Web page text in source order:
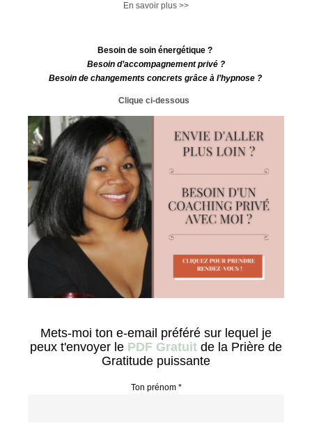
En savoir plus >>
Besoin de soin énergétique ?
Besoin d’accompagnement privé ?
Besoin de changements concrets grâce à l’hypnose ?
Clique ci-dessous
Mets-moi ton e-email préféré sur lequel je
peux t'envoyer le PDF Gratuit de la Prière de
Gratitude puissante
Ton prénom *